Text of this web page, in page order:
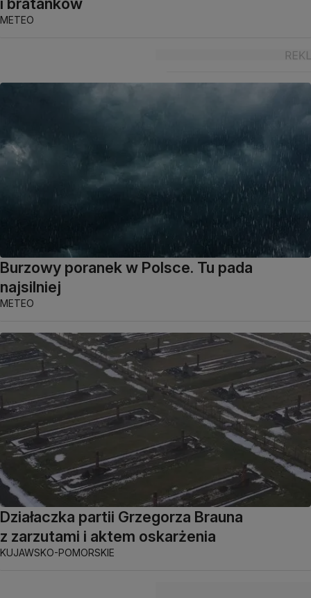
i bratanków
METEO
Burzowy poranek w Polsce. Tu pada
najsilniej
METEO
Działaczka partii Grzegorza Brauna
z zarzutami i aktem oskarżenia
KUJAWSKO-POMORSKIE